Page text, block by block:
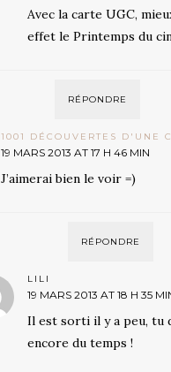
Avec la carte UGC,
effet le Printemps du
RÉPONDRE
1001 DÉCOUVERTES D'UNE
19 MARS 2013 AT 17 H 46 MIN
J’aimerai bien le voir =)
RÉPONDRE
LILI
19 MARS 2013 AT 18 H 35
Il est sorti il y a peu, tu
encore du temps !